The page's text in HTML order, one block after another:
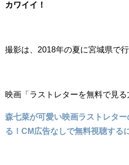
カワイイ！
撮影は、2018年の夏に宮城県で行
映画「ラストレターを無料で見る
森七菜が可愛い映画ラストレタ
る！CM広告なしで無料視聴する